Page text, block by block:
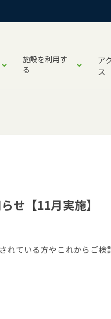
施設を利用す
る
ア
ス
せ【11月実施】
ている方やこれからご